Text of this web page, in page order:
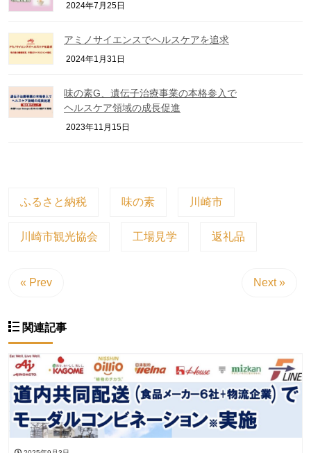
2024年7月25日
アミノサイエンスでヘルスケアを追求
2024年1月31日
味の素G、遺伝子治療事業の本格参入で
ヘルスケア領域の成長促進
2023年11月15日
ふるさと納税 味の素 川崎市
川崎市観光協会 工場見学 返礼品
« Prev Next »
関連記事